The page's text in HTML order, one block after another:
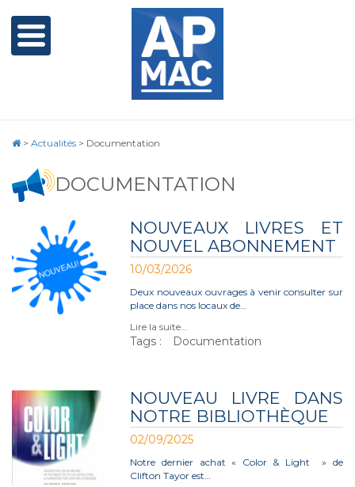
> Actualités > Documentation
DOCUMENTATION
NOUVEAUX LIVRES ET
NOUVEL ABONNEMENT
10/03/2026
Deux nouveaux ouvrages à venir consulter sur
place dans nos locaux de…
Lire la suite…
Tags : Documentation
NOUVEAU LIVRE DANS
NOTRE BIBLIOTHÈQUE
02/09/2025
Notre dernier achat « Color & Light » de
Clifton Tayor est…